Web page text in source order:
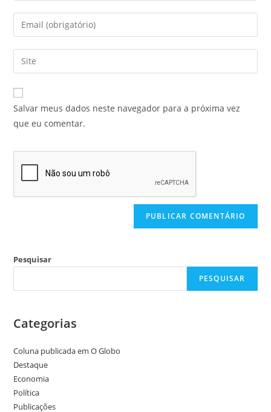
Salvar meus dados neste navegador para a próxima vez
que eu comentar.
Pesquisar
PESQUISAR
Categorias
Coluna publicada em O Globo
Destaque
Economia
Política
Publicações